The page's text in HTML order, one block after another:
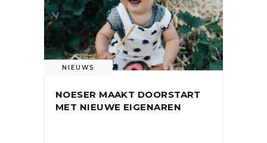
NIEUWS
NOESER MAAKT DOORSTART
MET NIEUWE EIGENAREN